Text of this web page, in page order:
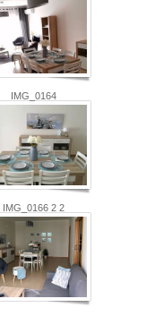
IMG_0164
IMG_0166 2 2